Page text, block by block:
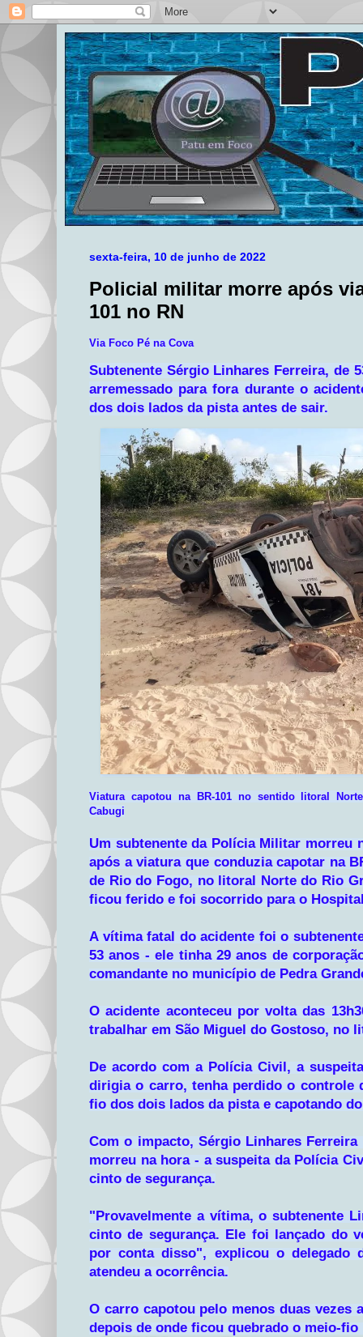
sexta-feira, 10 de junho de 2022
Policial militar morre após
101 no RN
Via Foco Pé na Cova
Subtenente Sérgio Linhares Ferreira, de
arremessado para fora durante o
dos dois lados da pista antes de sair.
Viatura capotou na BR-101 no sentido litoral
Cabugi
Um subtenente da Polícia Militar morreu
após a viatura que conduzia capotar na
de Rio do Fogo, no litoral Norte do Rio
ficou ferido e foi socorrido para o
A vítima fatal do acidente foi o
53 anos - ele tinha 29 anos de
comandante no município de Pedra
O acidente aconteceu por volta das
trabalhar em São Miguel do Gostoso, no
De acordo com a Polícia Civil, a
dirigia o carro, tenha perdido o controle
fio dos dois lados da pista e capotando
Com o impacto, Sérgio Linhares
morreu na hora - a suspeita da Polícia
cinto de segurança.
"Provavelmente a vítima, o subtenente
cinto de segurança. Ele foi lançado do
por conta disso", explicou o delegado
atendeu a ocorrência.
O carro capotou pelo menos duas vezes
depois de onde ficou quebrado o meio-